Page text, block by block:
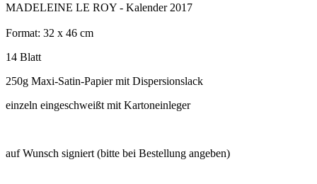
MADELEINE LE ROY - Kalender 2017
Format: 32 x 46 cm
14 Blatt
250g Maxi-Satin-Papier mit Dispersionslack
einzeln eingeschweißt mit Kartoneinleger
auf Wunsch signiert (bitte bei Bestellung angeben)